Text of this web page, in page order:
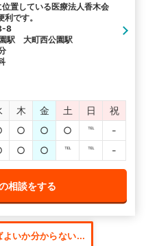
置している医療法人香木会
です。
8
駅 大町西公園駅
木 金 土 日
祝
○ ○ ○ ℡
-
○ ○ ℡ ℡ -
相談をする
よいか分からない...